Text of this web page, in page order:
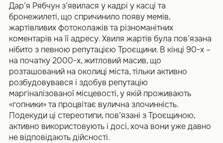
Дар’я Рябчун з’явилася у кадрі у касці та
бронежилеті, що спричинило появу мемів,
жартівливих фотоколажів та різноманітних
коментарів на її адресу. Хвиля жартів була пов’язана
нібито з певною репутацією Троєщини. В кінці 90-х –
на початку 2000-х, житловий масив, що
розташований на околиці міста, тільки активно
розбудовувався і здобув репутацію
маргіналізованої місцевості, у якій проживають
«гопники» та процвітає вулична злочинність.
Подекуди ці стереотипи, пов’язані з Троєщиною,
активно використовують і досі, хоча вони уже давно
не відповідають дійсності.